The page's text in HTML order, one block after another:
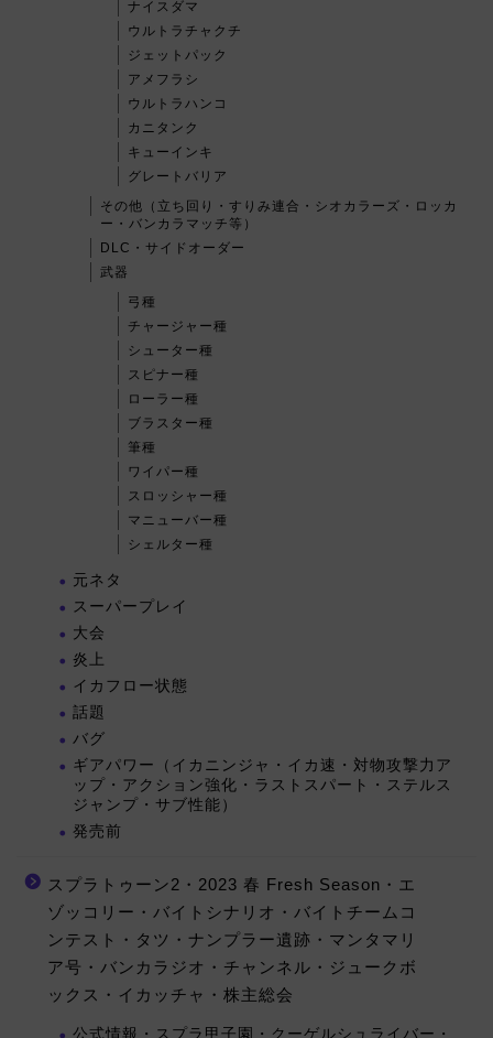
ナイスダマ
ウルトラチャクチ
ジェットパック
アメフラシ
ウルトラハンコ
カニタンク
キューインキ
グレートバリア
その他（立ち回り・すりみ連合・シオカラーズ・ロッカ
ー・バンカラマッチ等）
DLC・サイドオーダー
武器
弓種
チャージャー種
シューター種
スピナー種
ローラー種
ブラスター種
筆種
ワイパー種
スロッシャー種
マニューバー種
シェルター種
元ネタ
スーパープレイ
大会
炎上
イカフロー状態
話題
バグ
ギアパワー（イカニンジャ・イカ速・対物攻撃力ア
ップ・アクション強化・ラストスパート・ステルス
ジャンプ・サブ性能）
発売前
スプラトゥーン2・2023 春 Fresh Season・エ
ゾッコリー・バイトシナリオ・バイトチームコ
ンテスト・タツ・ナンプラー遺跡・マンタマリ
ア号・バンカラジオ・チャンネル・ジュークボ
ックス・イカッチャ・株主総会
公式情報・スプラ甲子園・クーゲルシュライバー・